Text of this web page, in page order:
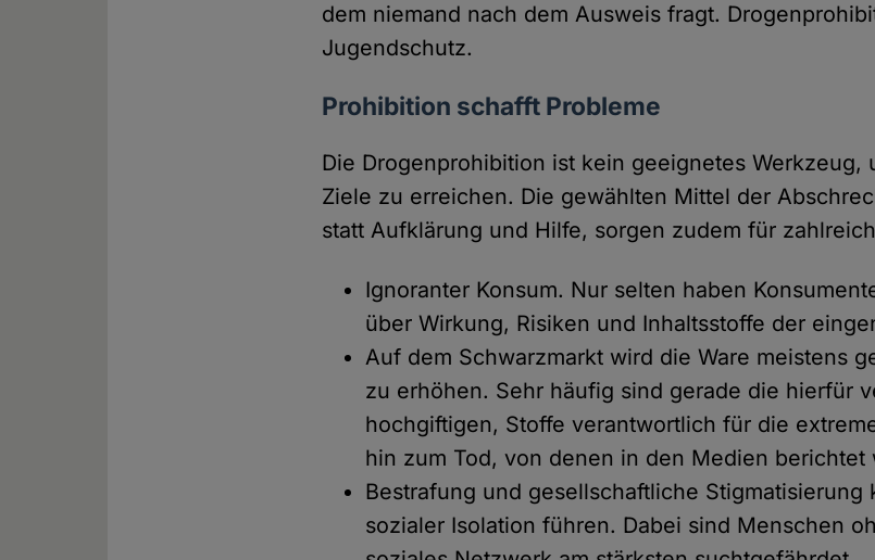
dem niemand nach dem Ausweis fragt.
Jugendschutz.
Prohibition schafft Probleme
Die Drogenprohibition ist kein geeignetes Werkzeug,
Ziele zu erreichen. Die gewählten Mittel der
statt Aufklärung und Hilfe, sorgen zudem für
Ignoranter Konsum. Nur selten haben
über Wirkung, Risiken und Inhaltsstoffe der
Auf dem Schwarzmarkt wird die Ware meistens
zu erhöhen. Sehr häufig sind gerade die hierfür
hochgiftigen, Stoffe verantwortlich für die
hin zum Tod, von denen in den Medien berichtet
Bestrafung und gesellschaftliche
sozialer Isolation führen. Dabei sind Menschen